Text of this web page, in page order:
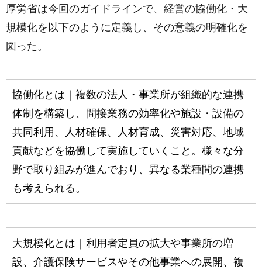
厚労省は今回のガイドラインで、経営の協働化・大
規模化を以下のように定義し、その意義の明確化を
図った。
協働化とは｜複数の法人・事業所が組織的な連携
体制を構築し、間接業務の効率化や施設・設備の
共同利用、人材確保、人材育成、災害対応、地域
貢献などを協働して実施していくこと。様々な分
野で取り組みが進んでおり、異なる業種間の連携
も考えられる。
大規模化とは｜利用者定員の拡大や事業所の増
設、介護保険サービスやその他事業への展開、複